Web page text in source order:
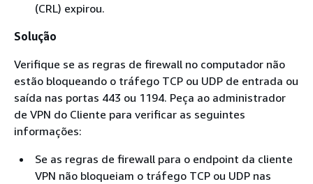
(CRL) expirou.
Solução
Verifique se as regras de firewall no computador não
estão bloqueando o tráfego TCP ou UDP de entrada ou
saída nas portas 443 ou 1194. Peça ao administrador
de VPN do Cliente para verificar as seguintes
informações:
Se as regras de firewall para o endpoint da cliente
VPN não bloqueiam o tráfego TCP ou UDP nas